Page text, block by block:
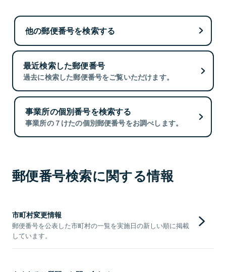
他の郵便番号を検索する
最近検索した郵便番号
過去に検索した郵便番号をご覧いただけます。
事業所の個別番号を検索する
事業所の７けたの個別郵便番号をお調べします。
郵便番号検索に関する情報
市町村変更情報
郵便番号を公表した市町村の一覧を実施日の新しい順に掲載
しています。